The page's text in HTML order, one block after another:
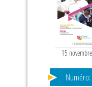
15
Numéro: